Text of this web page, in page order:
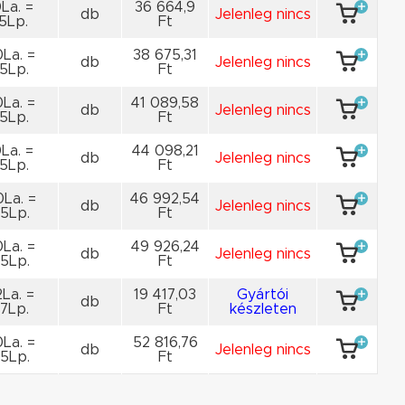
=
db
36 664,9
Ft
Jelenleg nincs
=
db
38 675,31
Ft
Jelenleg nincs
=
db
41 089,58
Ft
Jelenleg nincs
=
db
44 098,21
Ft
Jelenleg nincs
=
db
46 992,54
Ft
Jelenleg nincs
=
db
49 926,24
Ft
Jelenleg nincs
=
db
19 417,03
Ft
Gyártói
készleten
=
db
52 816,76
Ft
Jelenleg nincs